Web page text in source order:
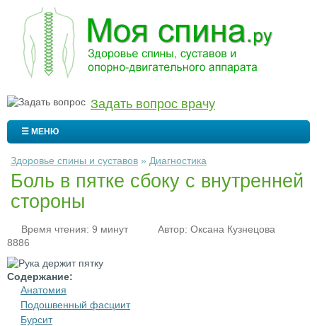
Задать вопрос врачу
☰ МЕНЮ
Здоровье спины и суставов » Диагностика
Боль в пятке сбоку с внутренней
стороны
Время чтения: 9 минут Автор: Оксана Кузнецова
8886
Содержание:
Анатомия
Подошвенный фасциит
Бурсит